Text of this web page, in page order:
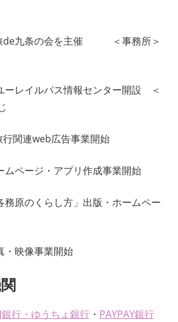
de九条の会を主催 ＜事務所＞
レイルパス情報センター開設 ＜
関連web広告事業開始
ページ・アプリ作成事業開始
原のくらし方」出版・ホームペー
映像事業開始
銀行・ ゆうちょ銀行・ PAYPAY銀行